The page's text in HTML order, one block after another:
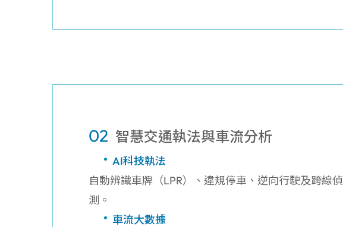
02 智慧交通執法與車流分析
AI科技執法
自動辨識車牌（LPR）、違規停車、逆向行駛及跨線偵
測。
車流大數據